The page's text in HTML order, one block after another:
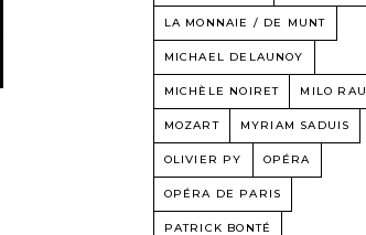
LA MONNAIE / DE MUNT
MICHAEL DELAUNOY
MICHÈLE NOIRET MILO RAU
MOZART MYRIAM SADUIS
OLIVIER PY OPÉRA
OPÉRA DE PARIS
PATRICK BONTÉ